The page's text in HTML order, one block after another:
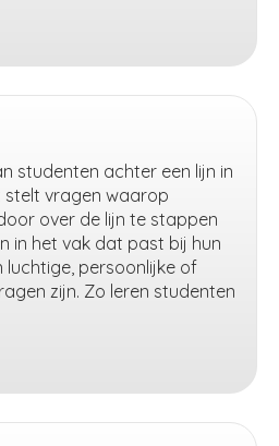
studenten achter een lijn in
stelt vragen waarop
over de lijn te stappen
in het vak dat past bij hun
luchtige, persoonlijke of
zijn. Zo leren studenten